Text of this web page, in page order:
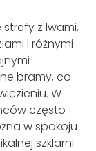
z lwami,
i różnymi
bramy, co
W
często
w spokoju
szklarni.